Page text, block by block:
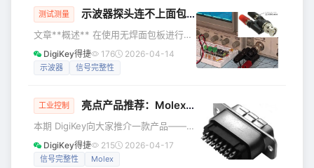
(ASIC
争，都会体现为数字基础设施建设上的
署。 数据中心的建设作为一个系统工
程，面临着来自各个方面的挑战，比如
高性能计算、电力供应、网络安全等
的一环，它为数据在规模
测试测量 示波器探头连不上面包板？教你一个小技巧！
文章**概述** 在使用无焊面包板进行原
型开发时，我们常需要将电路连接到示
波器、频谱仪或函数发生器进行测试。
式往往既笨拙又不可靠。 为什么示波器
设计，而是 探头设计初衷与面包板使用
场景完全不匹配。 面包板接触压力低，
插孔松紧不均。 示波器探头弹性夹子和
DigiKey得捷 176 2026-04-14
示波器 信号完整性
工业控制 亮点产品推荐：Molex EMI 滤波高性能 D-Sub Pi 适配器和连接器
本期 DigiKey向大家推介一款产品——
Molex EMI 滤波高性能D-Sub Pi 适配器
和连接器 Molex EMI 滤波 D-sub pi 适
DigiKey得捷 215 2026-04-17
信号完整性 Molex